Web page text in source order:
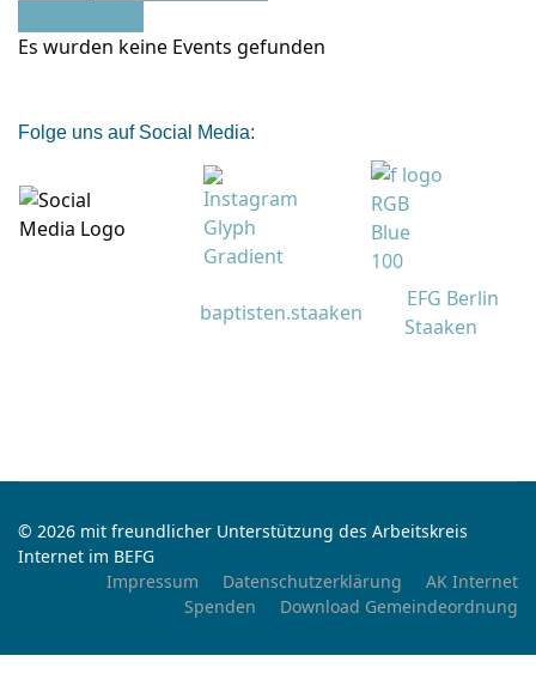
Es wurden keine Events gefunden
Folge uns auf Social Media:
baptisten.staaken
EFG Berlin
Staaken
© 2026 mit freundlicher Unterstützung des Arbeitskreis
Internet im BEFG
Impressum
Datenschutzerklärung
AK Internet
Spenden
Download Gemeindeordnung